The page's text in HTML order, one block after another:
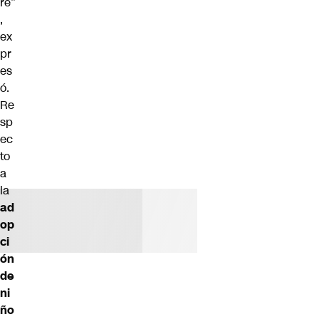
,
ex
pr
es
ó.
Re
sp
ec
to
a
la
ad
op
ci
ón
de
ni
ño